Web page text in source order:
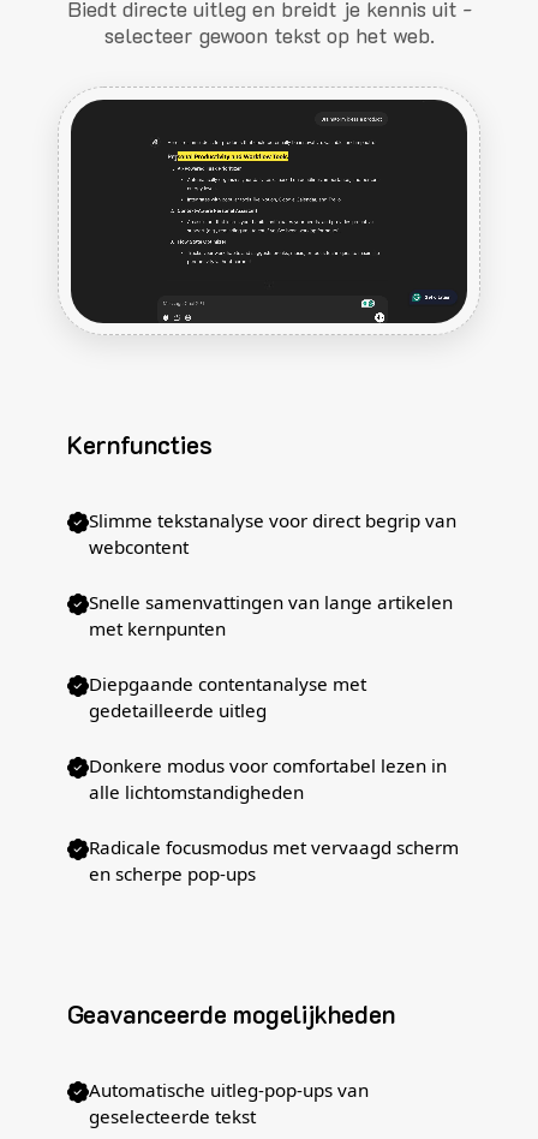
Biedt directe uitleg en breidt je kennis uit -
selecteer gewoon tekst op het web.
Kernfuncties
Slimme tekstanalyse voor direct begrip van
webcontent
Snelle samenvattingen van lange artikelen
met kernpunten
Diepgaande contentanalyse met
gedetailleerde uitleg
Donkere modus voor comfortabel lezen in
alle lichtomstandigheden
Radicale focusmodus met vervaagd scherm
en scherpe pop-ups
Geavanceerde mogelijkheden
Automatische uitleg-pop-ups van
geselecteerde tekst